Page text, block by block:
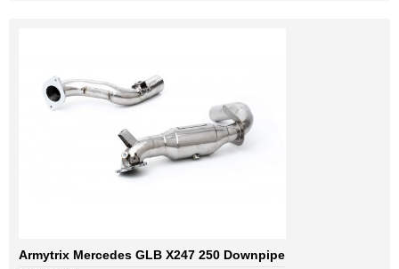
Armytrix Mercedes GLB X247 250 Downpipe